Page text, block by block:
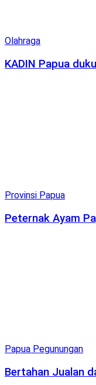
Olahraga
KADIN Papua
Provinsi Papua
Peternak Ayam
Papua Pegunungan
Bertahan Jualan